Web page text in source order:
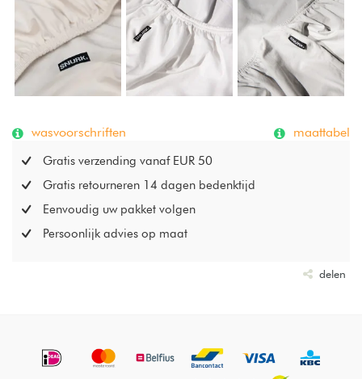
wasvoorschriften maattabel
Gratis verzending vanaf EUR 50
Gratis retourneren 14 dagen bedenktijd
Eenvoudig uw pakket volgen
Persoonlijk advies op maat
delen